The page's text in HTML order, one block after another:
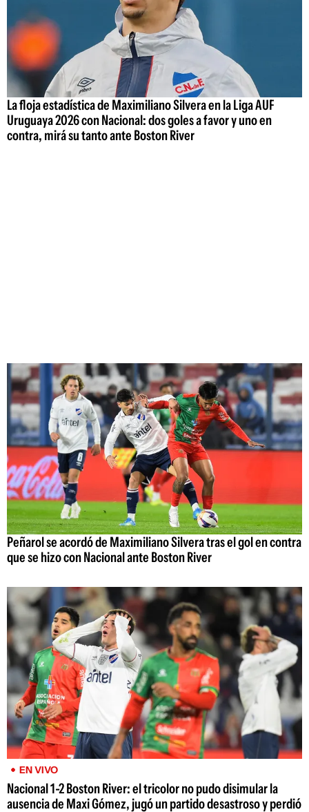
La floja estadística de Maximiliano Silvera en la Liga AUF
Uruguaya 2026 con Nacional: dos goles a favor y uno en
contra, mirá su tanto ante Boston River
Peñarol se acordó de Maximiliano Silvera tras el gol en contra
que se hizo con Nacional ante Boston River
EN VIVO
Nacional 1-2 Boston River: el tricolor no pudo disimular la
ausencia de Maxi Gómez, jugó un partido desastroso y perdió